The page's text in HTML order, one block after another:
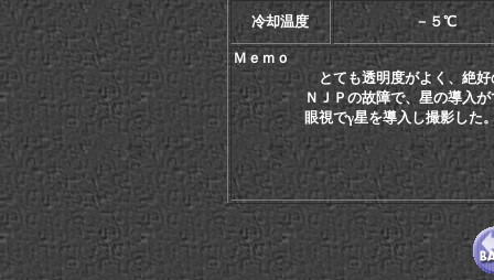
冷却温度 －５℃
Ｍｅｍｏ
とても透明度がよく、絶
ＮＪＰの故障で、星の導入がで
眼視でγ星を導入し撮影した